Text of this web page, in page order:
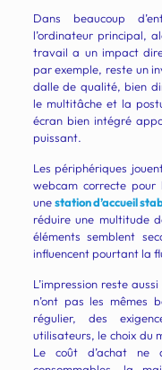
Dans beaucoup
l’ordinateur principal,
travail a un impact
par exemple, reste un
dalle de qualité, bien
le multitâche et la
écran bien intégré
puissant.
Les périphériques
webcam correcte pour
unestation d’accueil
réduire une multitude
éléments semblent
influencent pourtant la
L’impression reste
n’ont pas les mêmes
régulier, des
utilisateurs, le choix du
Le coût d’achat